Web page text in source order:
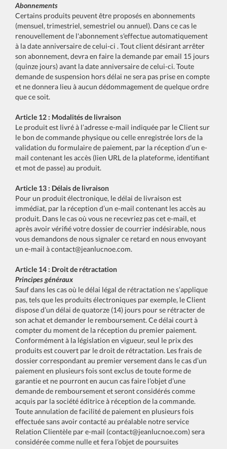
Abonnements
Certains produits peuvent être proposés en abonnements
(mensuel, trimestriel, semestriel ou annuel). Dans ce cas le
renouvellement de l'abonnement s'effectue automatiquement
à la date anniversaire de celui-ci . Tout client désirant arrêter
son abonnement, devra en faire la demande par email 15 jours
(quinze jours) avant la date anniversaire de celui-ci. Toute
demande de suspension hors délai ne sera pas prise en compte
et ne donnera lieu à aucun dédommagement de quelque ordre
que ce soit.
Article 12 : Modalités de livraison
Le produit est livré à l’adresse e-mail indiquée par le Client sur
le bon de commande physique ou celle enregistrée lors de la
validation du formulaire de paiement, par la réception d’un e-
mail contenant les accès (lien URL de la plateforme, identifiant
et mot de passe) au produit.
Article 13 : Délais de livraison
Pour un produit électronique, le délai de livraison est
immédiat, par la réception d’un e-mail contenant les accès au
produit. Dans le cas où vous ne recevriez pas cet e-mail, et
après avoir vérifié votre dossier de courrier indésirable, nous
vous demandons de nous signaler ce retard en nous envoyant
un e-mail àcontact@jeanlucnoe.com.
Article 14 : Droit de rétractation
Principes généraux
Sauf dans les cas où le délai légal de rétractation ne s’applique
pas, tels que les produits électroniques par exemple, le Client
dispose d’un délai de quatorze (14) jours pour se rétracter de
son achat et demander le remboursement. Ce délai court à
compter du moment de la réception du premier paiement.
Conformément à la législation en vigueur, seul le prix des
produits est couvert par le droit de rétractation. Les frais de
dossier correspondant au premier versement dans le cas d’un
paiement en plusieurs fois sont exclus de toute forme de
garantie et ne pourront en aucun cas faire l’objet d’une
demande de remboursement et seront considérés comme
acquis par la société éditrice à réception de la commande.
Toute annulation de facilité de paiement en plusieurs fois
effectuée sans avoir contacté au préalable notre service
Relation Clientèle par e-mail (contact@jeanlucnoe.com) sera
considérée comme nulle et fera l’objet de poursuites